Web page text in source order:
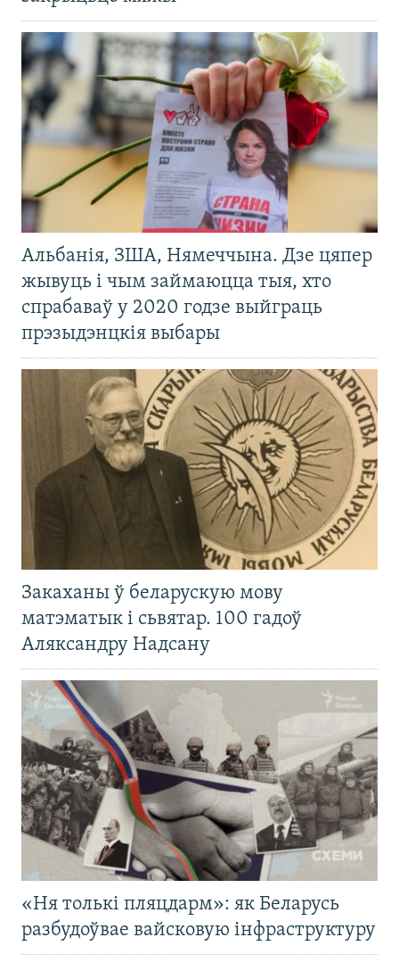
Альбанія, ЗША, Нямеччына. Дзе цяпер
жывуць і чым займаюцца тыя, хто
спрабаваў у 2020 годзе выйграць
прэзыдэнцкія выбары
Закаханы ў беларускую мову
матэматык і сьвятар. 100 гадоў
Аляксандру Надсану
«Ня толькі пляцдарм»: як Беларусь
разбудоўвае вайсковую інфраструктуру